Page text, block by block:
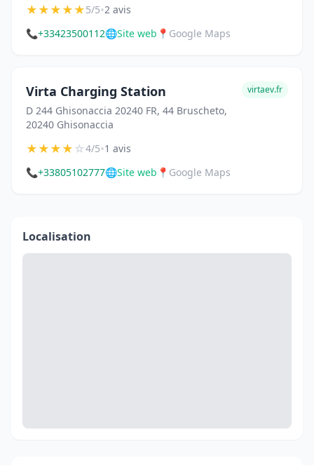
★★★★★5/5•2 avis
📞+33423500112🌐Site web 📍 Google Maps
Virta Charging Station
D 244 Ghisonaccia 20240 FR, 44 Bruscheto,
20240 Ghisonaccia
virtaev.fr
★★★★☆4/5•1 avis
📞+33805102777🌐Site web 📍 Google Maps
Localisation